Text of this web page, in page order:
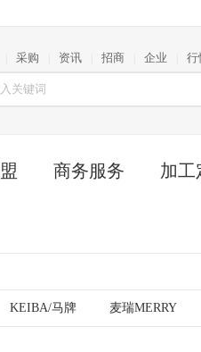
采购 资讯 招商 企业 行
商务服务 加工
KEIBA/马牌 麦瑞MERRY